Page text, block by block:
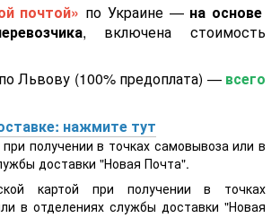
почтой» по Украине — на основе
, включена стоимость
Львову (100% предоплата) — всего
нажмите тут
получении в точках самовывоза или в
доставки "Новая Почта".
картой при получении в точках
в отделениях службы доставки "Новая